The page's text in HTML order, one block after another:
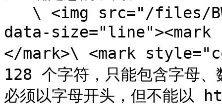
data-
</mark>\ <mark
128 个字符，只能包含字母
必须以字母开头，但不